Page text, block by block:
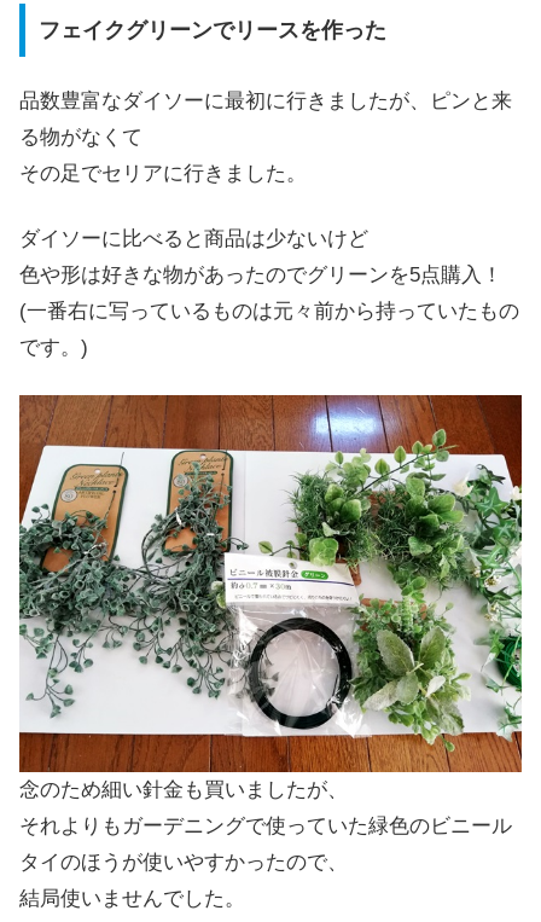
フェイクグリーンでリースを作った
品数豊富なダイソーに最初に行きましたが、ピンと来
る物がなくて
その足でセリアに行きました。
ダイソーに比べると商品は少ないけど
色や形は好きな物があったのでグリーンを5点購入！
(一番右に写っているものは元々前から持っていたもの
です。)
念のため細い針金も買いましたが、
それよりもガーデニングで使っていた緑色のビニール
タイのほうが使いやすかったので、
結局使いませんでした。